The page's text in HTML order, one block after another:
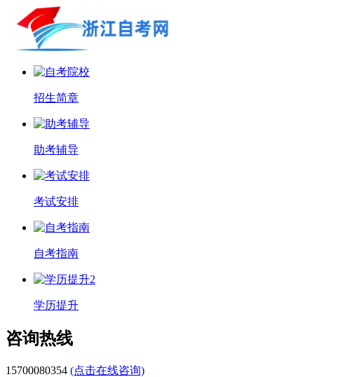
招生简章
助考辅导
考试安排
自考指南
学历提升
咨询热线
15700080354 (点击在线咨询)